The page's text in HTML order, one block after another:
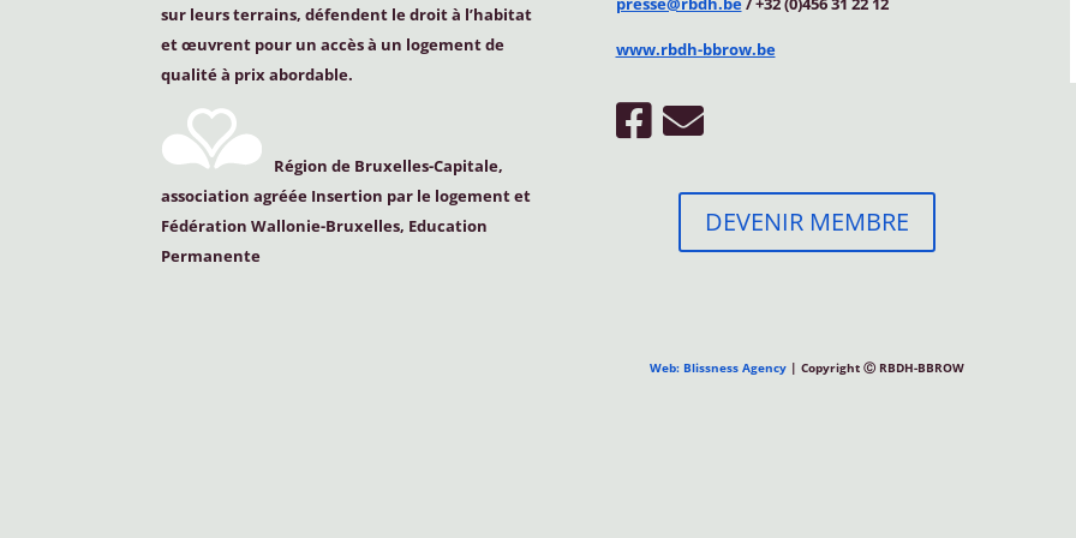
sur leurs terrains, défendent le droit à l’habitat
et œuvrent pour un accès à un logement de
qualité à prix abordable.
Région de Bruxelles-Capitale,
association agréée Insertion par le logement et
Fédération Wallonie-Bruxelles, Education
Permanente
www.rbdh-bbrow.be
DEVENIR MEMBRE
Web: Blissness Agency | Copyright Ⓒ RBDH-BBROW